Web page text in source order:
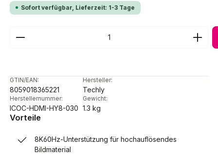
Sofort verfügbar, Lieferzeit: 1-3 Tage
Produkt Anzahl: Gib den gewünschten Wert ein
GTIN/EAN:
8059018365221
Hersteller:
Techly
Herstellernummer:
ICOC-HDMI-HY8-030
Gewicht:
1.3 kg
Vorteile
8K60Hz-Unterstützung für hochauflösendes
Bildmaterial